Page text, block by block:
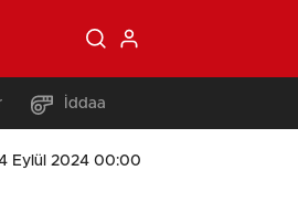
İddaa
4 Eylül 2024 00:00